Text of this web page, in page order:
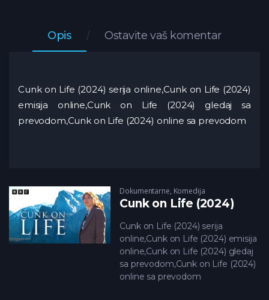
Opis Ostavite vaš komentar
Cunk on Life (2024) serija online,Cunk on Life (2024)
emisija online,Cunk on Life (2024) gledaj sa
prevodom,Cunk on Life (2024) online sa prevodom
Dokumentarne, Komedija
Cunk on Life (2024)
Cunk on Life (2024) serija
online,Cunk on Life (2024) emisija
online,Cunk on Life (2024) gledaj
sa prevodom,Cunk on Life (2024)
online sa prevodom